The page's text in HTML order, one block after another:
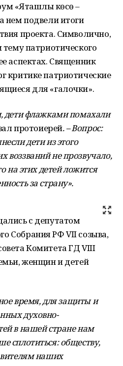
«Яҡташлыҡ көсө –
нем подвели итоги
проекта. Символично,
тему патриотического
аспектах. Священник
критике патриотические
для «галочки».
дети флажками помахали
протоиерей. – Вопрос:
дети из этого
воззваний не прозвучало,
на этих детей ложится
за страну».
с депутатом
Собрания РФ VII созыва,
Комитета ГД VIII
женщин и детей
время, для защиты и
духовно-
в нашей стране нам
сплотиться: обществу,
наших